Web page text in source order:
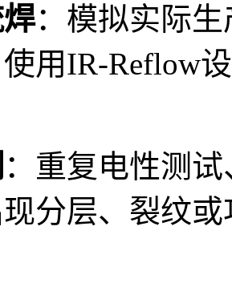
：模拟实际
用IR-Reflow
：重复电性测
分层、裂纹